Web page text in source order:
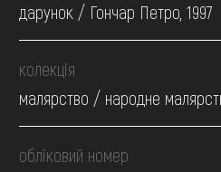
дарунок / Гончар Петро, 1997
колекція
малярство / народне
обліковий номер